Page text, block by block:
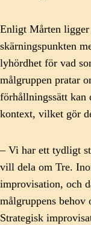
Enligt Mårten ligger
skärningspunkten
lyhördhet för vad
målgruppen pratar
förhållningssätt kan
kontext, vilket gör
– Vi har ett tydligt
vill dela om Tre.
improvisation, och
målgruppens
Strategisk